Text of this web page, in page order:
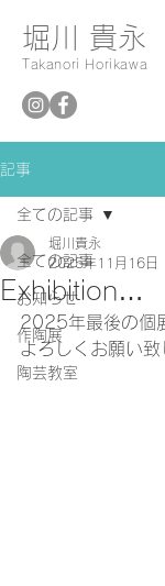
堀川 貴永
Takanori Horikawa
記事
全ての記事
お知らせ
作陶展
陶芸教室
全ての記事
Exhibition…
堀川貴永
2025年11月16日
2025年最後の個
よろしくお願い致